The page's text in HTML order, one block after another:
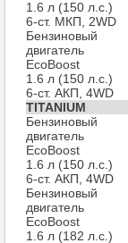
1.6 л (150 л.с.)
6-ст. МКП, 2WD
Бензиновый
двигатель
EcoBoost
1.6 л (150 л.с.)
6-ст. AКП, 4WD
TITANIUM
Бензиновый
двигатель
EcoBoost
1.6 л (150 л.с.)
6-ст. АКП, 4WD
Бензиновый
двигатель
EcoBoost
1.6 л (182 л.с.)